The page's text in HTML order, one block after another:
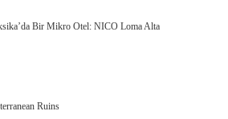
Bir Mikro Otel: NICO Loma Alta
Ruins